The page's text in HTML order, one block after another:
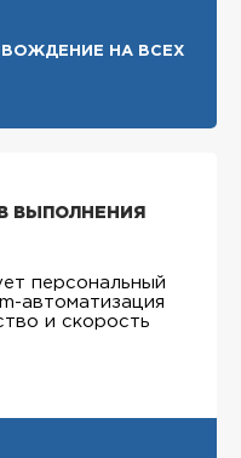
НА ВСЕХ
ВЫПОЛНЕНИЯ
персональный
автоматизация
и скорость